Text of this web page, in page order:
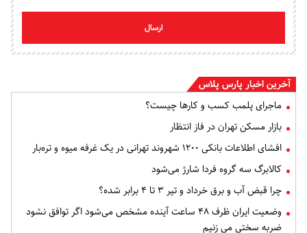
ارسال
آخرین اخبار پارس پلاس
ماجرای پلمب کسب و کارها چیست؟
بازار مسکن تهران در فاز انتظار
افشای اطلاعات بانکی ۱۲۰۰ شهروند تهرانی در یک غرفه میوه و تره‌بار
کالابرگ سه گروه فردا شارژ می‌شود
چرا قبض آب و برق خرداد و تیر ۳ تا ۴ برابر شده؟
وضعیت ایران ظرف ۴۸ ساعت آینده مشخص می‌شود اگر توافق نشود
ضربه سختی می زنیم